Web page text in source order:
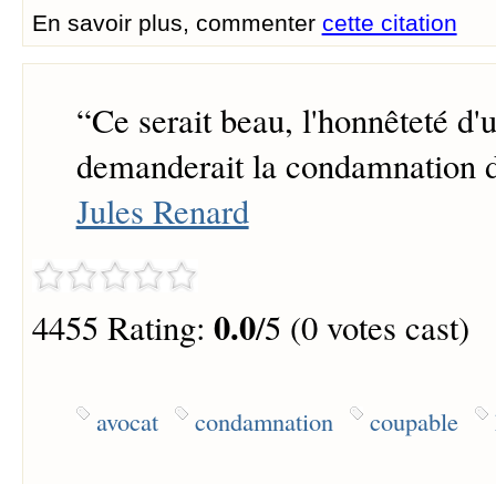
En savoir plus, commenter cette citation
“Ce serait beau, l'honnêteté
demanderait la condamnation
Jules Renard
4455 Rating: 0.0/5 (0 votes cast)
avocat condamnation coupable